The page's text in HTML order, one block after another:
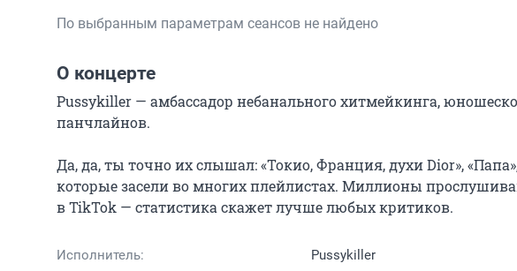
По выбранным параметрам сеансов не найдено
О концерте
Pussykiller — амбассадор небанального хитмейкинга,
панчлайнов.
Да, да, ты точно их слышал: «Токио, Франция, духи Dior»,
которые засели во многих плейлистах. Миллионы
в TikTok — статистика скажет лучше любых критиков.
Исполнитель: Pussykiller